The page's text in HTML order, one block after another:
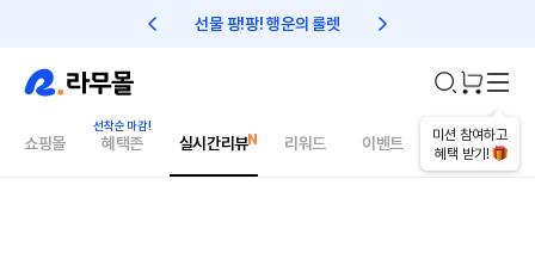
선물 팡!팡! 행운의 룰렛 친구초대 1만원 리워드!
미션 참여하고
혜택 받기!
쇼핑몰 혜택존 실시간리뷰 리워드 이벤트 건강매거진